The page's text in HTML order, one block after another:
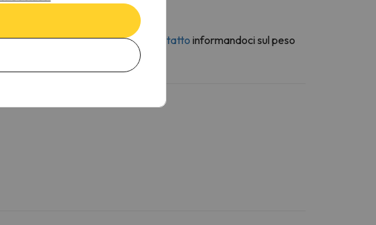
attraverso lamodulo di contatto informandoci sul peso